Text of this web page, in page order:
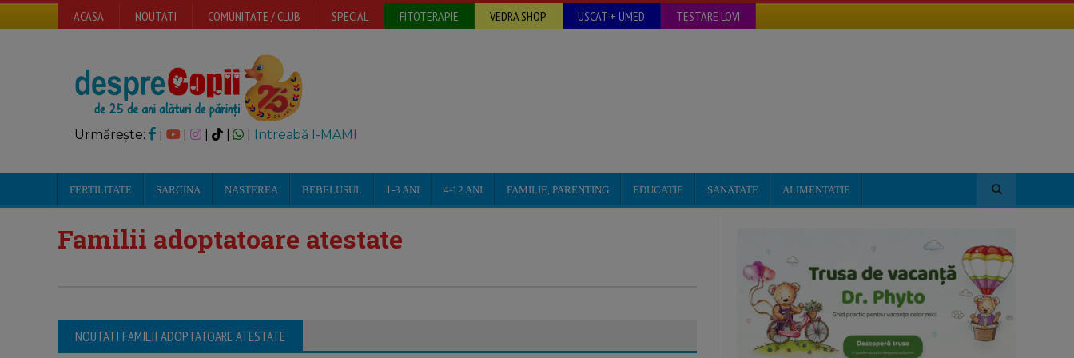
ACASA NOUTATI COMUNITATE / CLUB SPECIAL FITOTERAPIE VEDRA SHOP USCAT + UMED TESTARE LOVI
Urmărește: | | Intreabă I-MAMI
FERTILITATE SARCINA NASTEREA BEBELUSUL 1-3 ANI 4-12 ANI FAMILIE, PARENTING EDUCATIE SANATATE ALIMENTATIE
Familii adoptatoare atestate
NOUTATI FAMILII ADOPTATOARE ATESTATE